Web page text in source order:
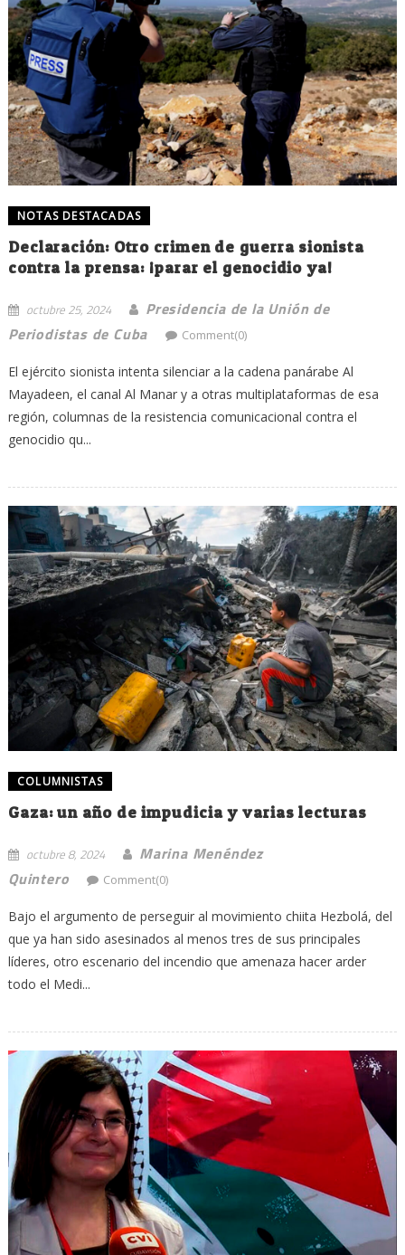
NOTAS DESTACADAS
Declaración: Otro crimen de guerra sionista
contra la prensa: ¡parar el genocidio ya!
octubre 25, 2024
Presidencia de la Unión de
Periodistas de Cuba
Comment(0)
El ejército sionista intenta silenciar a la cadena panárabe Al
Mayadeen, el canal Al Manar y a otras multiplataformas de esa
región, columnas de la resistencia comunicacional contra el
genocidio qu...
COLUMNISTAS
Gaza: un año de impudicia y varias lecturas
octubre 8, 2024
Marina Menéndez
Quintero
Comment(0)
Bajo el argumento de perseguir al movimiento chiita Hezbolá, del
que ya han sido asesinados al menos tres de sus principales
líderes, otro escenario del incendio que amenaza hacer arder
todo el Medi...